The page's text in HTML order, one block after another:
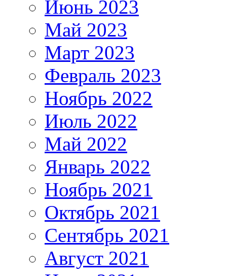
Июнь 2023
Май 2023
Март 2023
Февраль 2023
Ноябрь 2022
Июль 2022
Май 2022
Январь 2022
Ноябрь 2021
Октябрь 2021
Сентябрь 2021
Август 2021